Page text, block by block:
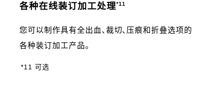
各种在线装订加工处理*11
您可以制作具有全出血、裁切、压痕和折叠选项的
各种装订加工产品。
*11 可选